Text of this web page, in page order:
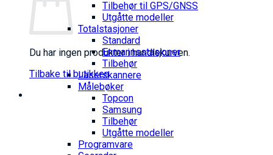
Du har ingen produkter i handlekurven.
Tilbake til butikken
Tilbehør til GPS/GNSS
Utgåtte modeller
Totalstasjoner
Standard
Enmannsstasjoner
Tilbehør
Laserskannere
Målebøker
Topcon
Samsung
Tilbehør
Utgåtte modeller
Programvare